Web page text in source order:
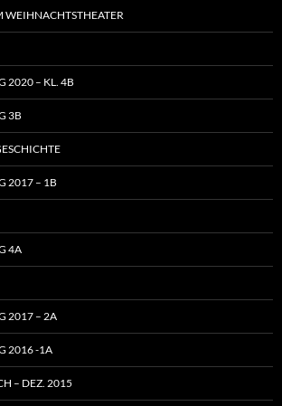
WEIHNACHTSTHEATER
2020 – KL. 4B
3B
2017 – 1B
4A
2017 – 2A
2016 -1A
– DEZ. 2015